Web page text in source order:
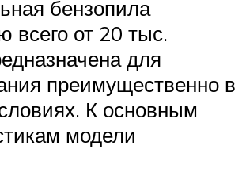
бензопила
всего от 20 тыс.
для
преимущественно в
К основным
модели